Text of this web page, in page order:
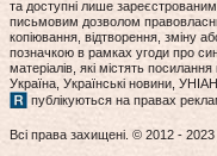
та доступні лише
письмовим дозволом
копіювання, відтворення, зміну
позначкою в рамках угоди про
матеріалів, які містять
Україна, Українські новини,
публікуються на правах
Всі права захищені. © 2012 - 2023